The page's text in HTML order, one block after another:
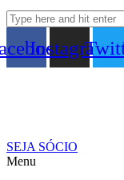
Instagram
SEJA SÓCIO
Menu